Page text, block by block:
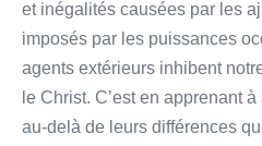
et inégalités causées par les
imposés par les puissances
agents extérieurs inhibent
le Christ. C’est en apprenant
au-delà de leurs différences